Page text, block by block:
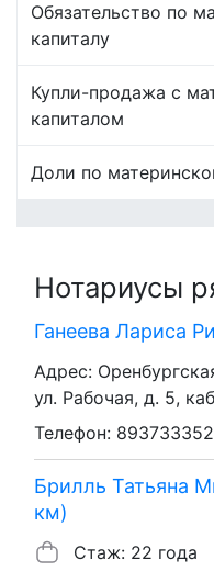
Обязательство по
капиталу
Купли-продажа с
капиталом
Доли по
Нотариусы
Ганеева Лариса
Адрес:
ул. Рабочая, д. 5,
Телефон:
Брилль Татьяна
км)
Стаж: 22 года